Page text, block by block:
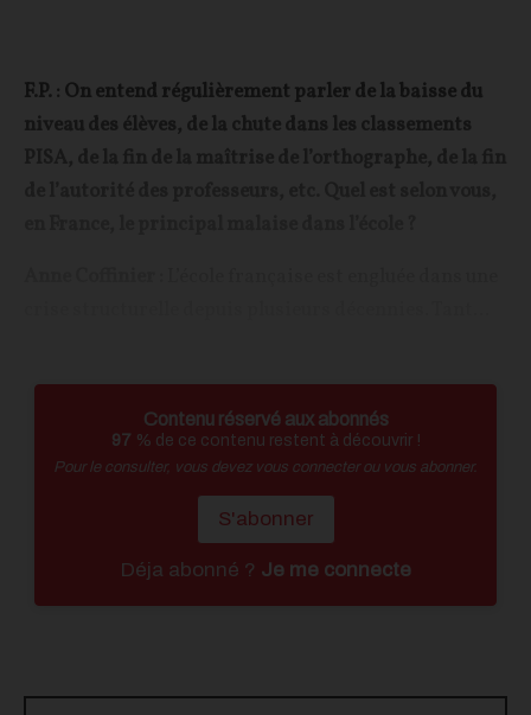
F.P. : On entend régulièrement parler de la baisse du
niveau des élèves, de la chute dans les classements
Contenu réservé aux abonnés
97 % de ce contenu restent à découvrir !
Pour le consulter, vous devez vous connecter ou vous abonner.
S'abonner
Déja abonné ? Je me connecte